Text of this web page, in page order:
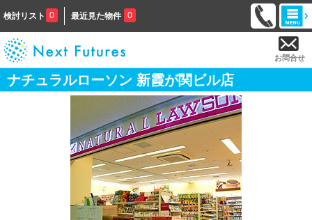
検討リスト 0 最近見た物件 0
お問合せ
ナチュラルローソン 新霞が関ビル店